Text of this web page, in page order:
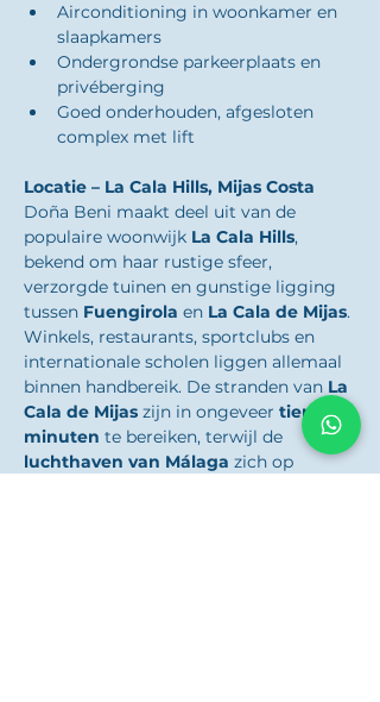
Airconditioning in woonkamer en
slaapkamers
Ondergrondse parkeerplaats en
privéberging
Goed onderhouden, afgesloten
complex met lift
Locatie – La Cala Hills, Mijas Costa
Doña Beni maakt deel uit van de
populaire woonwijk La Cala Hills,
bekend om haar rustige sfeer,
verzorgde tuinen en gunstige ligging
tussen Fuengirola en La Cala de Mijas.
Winkels, restaurants, sportclubs en
internationale scholen liggen allemaal
binnen handbereik. De stranden van La
Cala de Mijas zijn in ongeveer tien
minuten te bereiken, terwijl de
luchthaven van Málaga zich op